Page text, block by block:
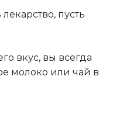
пусть
вкус, вы всегда
молоко или чай в